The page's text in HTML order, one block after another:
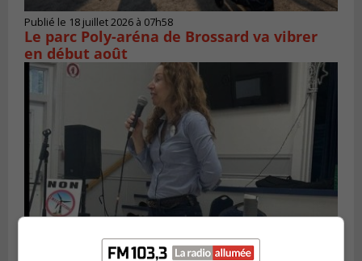
Publié le 18 juillet 2026 à 07h58
Le parc Poly-aréna de Brossard va vibrer
en début août